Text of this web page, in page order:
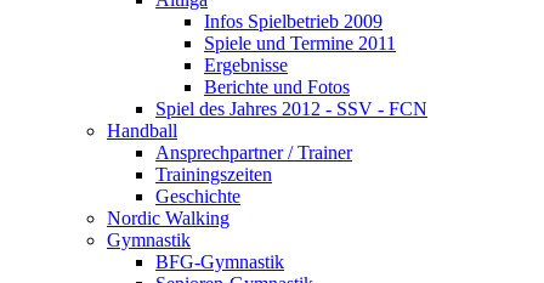
Infos Spielbetrieb 2009
Spiele und Termine 2011
Ergebnisse
Berichte und Fotos
Spiel des Jahres 2012 - SSV - FCN
Handball
Ansprechpartner / Trainer
Trainingszeiten
Geschichte
Nordic Walking
Gymnastik
BFG-Gymnastik